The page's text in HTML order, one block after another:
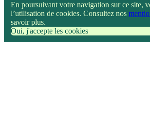
En poursuivant votre navigation sur ce site,
l’utilisation de cookies. Consultez nos
savoir plus.
Oui, j'accepte les cookies